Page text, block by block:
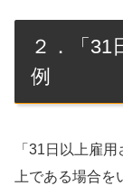
２．「31
例
「31日以上雇
上である場合